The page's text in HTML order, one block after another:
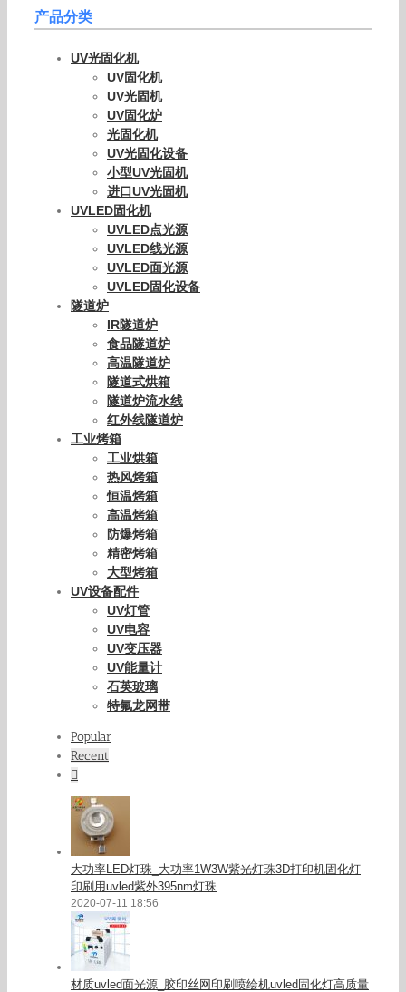
产品分类
UV光固化机
UV固化机
UV光固机
UV固化炉
光固化机
UV光固化设备
小型UV光固机
进口UV光固机
UVLED固化机
UVLED点光源
UVLED线光源
UVLED面光源
UVLED固化设备
隧道炉
IR隧道炉
食品隧道炉
高温隧道炉
隧道式烘箱
隧道炉流水线
红外线隧道炉
工业烤箱
工业烘箱
热风烤箱
恒温烤箱
高温烤箱
防爆烤箱
精密烤箱
大型烤箱
UV设备配件
UV灯管
UV电容
UV变压器
UV能量计
石英玻璃
特氟龙网带
Popular
Recent
大功率LED灯珠_大功率1W3W紫光灯珠3D打印机固化灯
印刷用uvled紫外395nm灯珠
2020-07-11 18:56
材质uvled面光源_胶印丝网印刷喷绘机uvled固化灯高质量